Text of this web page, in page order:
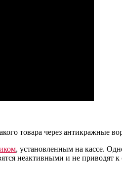
товара через антикражные
, установленным на кассе.
неактивными и не приводят